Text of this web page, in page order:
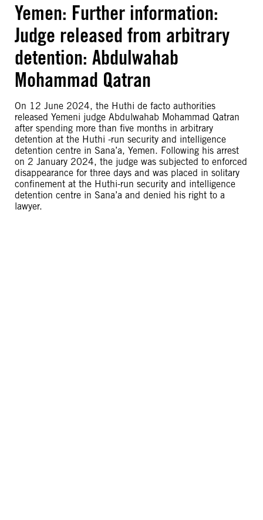
Yemen: Further information:
Judge released from arbitrary
detention: Abdulwahab
Mohammad Qatran
On 12 June 2024, the Huthi de facto authorities
released Yemeni judge Abdulwahab Mohammad Qatran
after spending more than five months in arbitrary
detention at the Huthi -run security and intelligence
detention centre in Sana’a, Yemen. Following his arrest
on 2 January 2024, the judge was subjected to enforced
disappearance for three days and was placed in solitary
confinement at the Huthi-run security and intelligence
detention centre in Sana’a and denied his right to a
lawyer.